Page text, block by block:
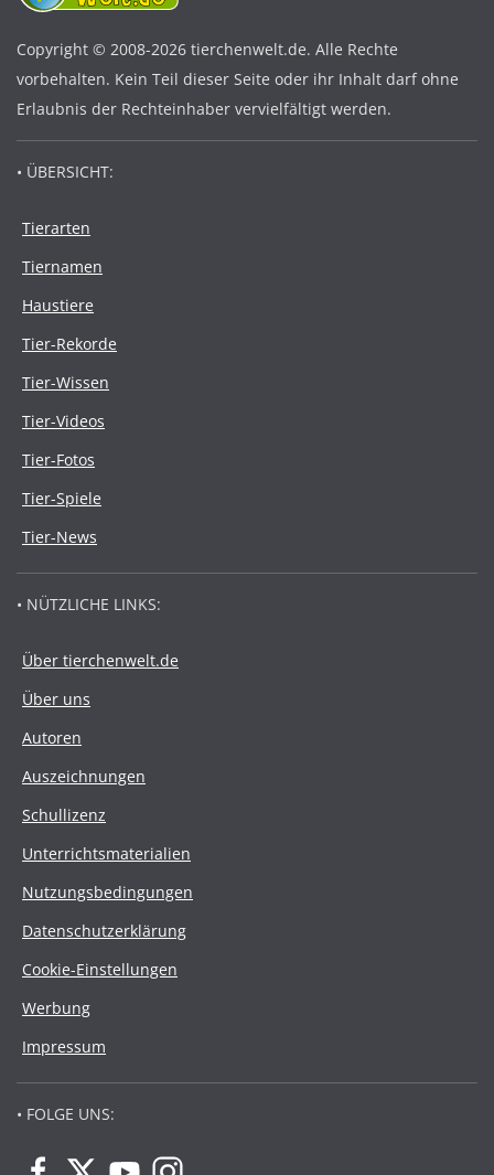
Copyright © 2008-2026 tierchenwelt.de. Alle Rechte
vorbehalten. Kein Teil dieser Seite oder ihr Inhalt darf ohne
Erlaubnis der Rechteinhaber vervielfältigt werden.
• ÜBERSICHT:
Tierarten
Tiernamen
Haustiere
Tier-Rekorde
Tier-Wissen
Tier-Videos
Tier-Fotos
Tier-Spiele
Tier-News
• NÜTZLICHE LINKS:
Über tierchenwelt.de
Über uns
Autoren
Auszeichnungen
Schullizenz
Unterrichtsmaterialien
Nutzungsbedingungen
Datenschutzerklärung
Cookie-Einstellungen
Werbung
Impressum
• FOLGE UNS: